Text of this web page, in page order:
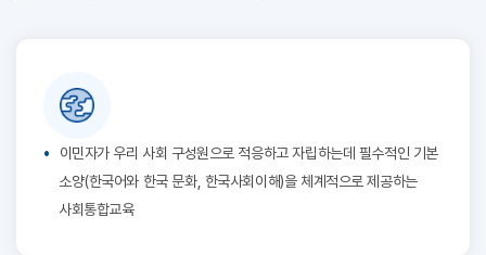
이민자가 우리 사회 구성원으로 적응하고 자립하는데 필수적인 기본
소양(한국어와 한국 문화, 한국사회이해)을 체계적으로 제공하는
사회통합교육